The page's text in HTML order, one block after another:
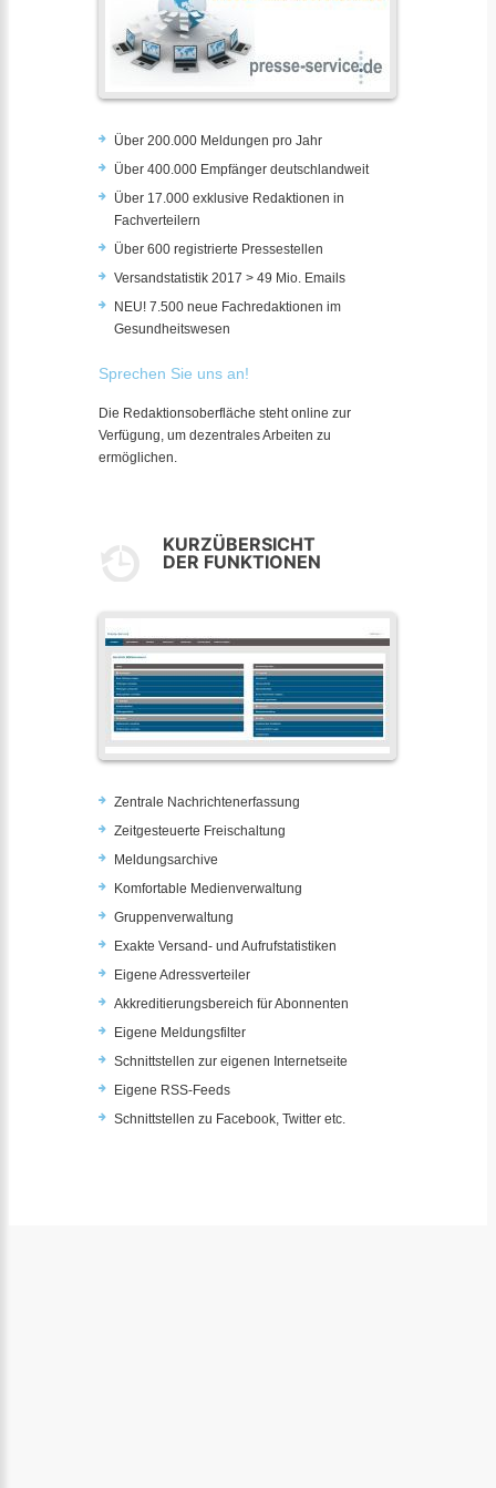
Über 200.000 Meldungen pro Jahr
Über 400.000 Empfänger deutschlandweit
Über 17.000 exklusive Redaktionen in
Fachverteilern
Über 600 registrierte Pressestellen
Versandstatistik 2017 > 49 Mio. Emails
NEU! 7.500 neue Fachredaktionen im
Gesundheitswesen
Sprechen Sie uns an!
Die Redaktionsoberfläche steht online zur
Verfügung, um dezentrales Arbeiten zu
ermöglichen.
KURZÜBERSICHT
DER FUNKTIONEN
Zentrale Nachrichtenerfassung
Zeitgesteuerte Freischaltung
Meldungsarchive
Komfortable Medienverwaltung
Gruppenverwaltung
Exakte Versand- und Aufrufstatistiken
Eigene Adressverteiler
Akkreditierungsbereich für Abonnenten
Eigene Meldungsfilter
Schnittstellen zur eigenen Internetseite
Eigene RSS-Feeds
Schnittstellen zu Facebook, Twitter etc.